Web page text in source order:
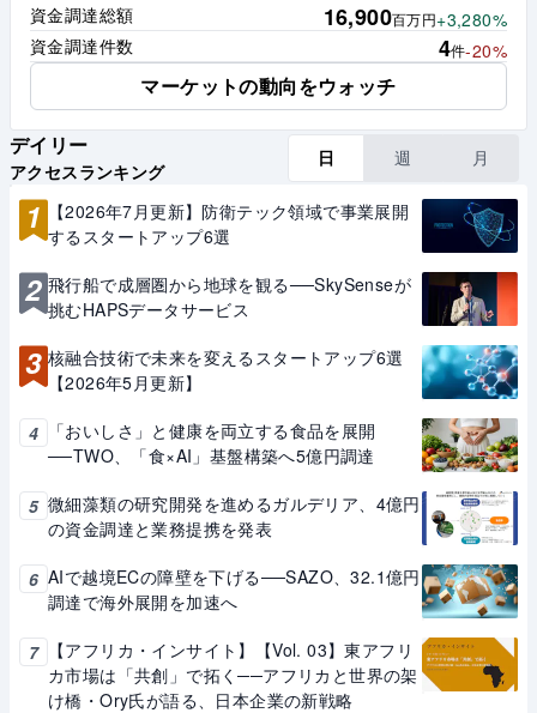
資金調達総額
16,900百万円+3,280%
資金調達件数
4件-20%
マーケットの動向をウォッチ
デイリー
アクセスランキング
日 週 月
1
【2026年7月更新】防衛テック領域で事業展開
するスタートアップ6選
2 飛行船で成層圏から地球を観る──SkySenseが
挑むHAPSデータサービス
3 核融合技術で未来を変えるスタートアップ6選
【2026年5月更新】
4
「おいしさ」と健康を両立する食品を展開
──TWO、「食×AI」基盤構築へ5億円調達
5 微細藻類の研究開発を進めるガルデリア、4億円
の資金調達と業務提携を発表
6 AIで越境ECの障壁を下げる──SAZO、32.1億円
調達で海外展開を加速へ
7
【アフリカ・インサイト】【Vol. 03】東アフリ
カ市場は「共創」で拓く──アフリカと世界の架
け橋・Ory氏が語る、日本企業の新戦略